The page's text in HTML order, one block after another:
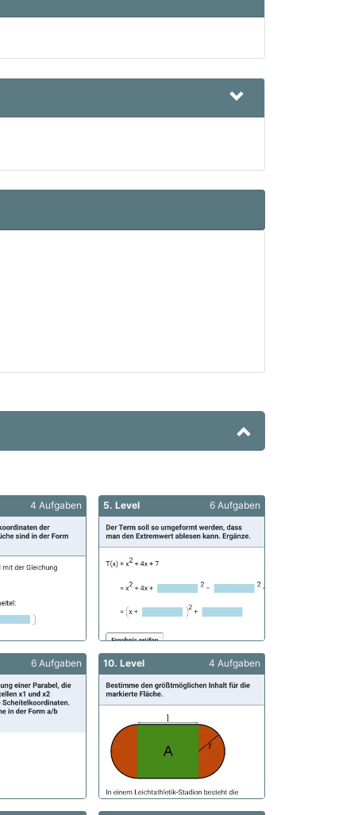
4 Aufgaben 5. Level 6 Aufgaben
6 Aufgaben 10. Level 4 Aufgaben